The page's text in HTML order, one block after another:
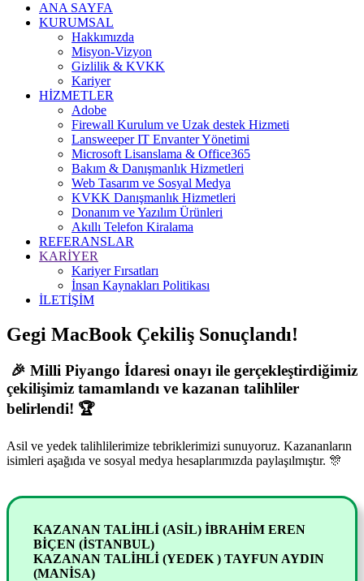
ANA SAYFA
KURUMSAL
Hakkımızda
Misyon-Vizyon
Gizlilik & KVKK
Kariyer
HİZMETLER
Adobe
Firewall Kurulum ve Uzak destek Hizmeti
Lansweeper IT Envanter Yönetimi
Microsoft Lisanslama & Office365
Bakım & Danışmanlık Hizmetleri
Web Tasarım ve Sosyal Medya
KVKK Danışmanlık Hizmetleri
Donanım ve Yazılım Ürünleri
Akıllı Telefon Kiralama
REFERANSLAR
KARİYER
Kariyer Fırsatları
İnsan Kaynakları Politikası
İLETİŞİM
Gegi MacBook Çekiliş Sonuçlandı!
🎉 Milli Piyango İdaresi onayı ile gerçekleştirdiğimiz
çekilişimiz tamamlandı ve kazanan talihliler
belirlendi! 🏆
Asil ve yedek talihlilerimize tebriklerimizi sunuyoruz. Kazananların
isimleri aşağıda ve sosyal medya hesaplarımızda paylaşılmıştır. 🎊
KAZANAN TALİHLİ (ASİL) İBRAHİM EREN
BİÇEN (İSTANBUL)
KAZANAN TALİHLİ (YEDEK ) TAYFUN AYDIN
(MANİSA)